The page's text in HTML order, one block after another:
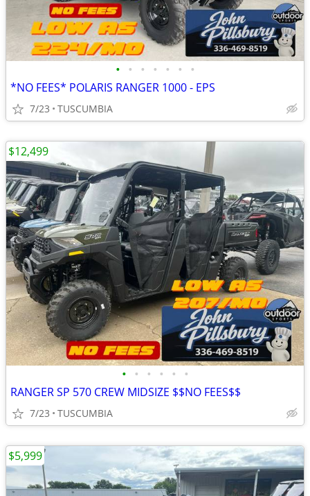
• • • • • • •
*NO FEES* POLARIS RANGER 1000 - EPS
7/23 TUSCUMBIA
• • • • • •
RANGER SP 570 CREW MIDSIZE $$NO FEES$$
7/23 TUSCUMBIA
$12,499
$5,999